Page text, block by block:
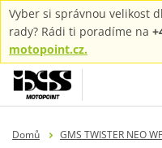
Vyber si správnou velikost
rady? Rádi ti poradíme na
motopoint.cz.
Domů
GMS TWISTER NEO